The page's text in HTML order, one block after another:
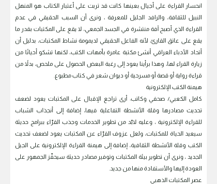
انحسار القراءة على أجيال بعينها كانت قد تربت على أعتبار الكتاب هو المنهل
النبيل للثقافة، والرافد الجليل للمعرفة ، ونرى أن السبب الحقيقي في عدم
القراءة الذي أصبح آفة منتشرة في الجسد الجمعي، لا يقع على المكتبات بقدر ما
يقع على عاتق القارئ، لأنه الفاعل الحقيقي لديمومة نشاط المكتبات، بدليل أن
أتحاد الأدباء العراقي أنشئ مكتبة عامرة بأمهات الكتب، لكنها تشكو أحيانًا من
زيارة القراء لها، وهذا برأينا يعود إلى رغبة البعض الحصول على ملحص، بدلاً من
قراءة رواية أو قصة أو مسرحية أو ديوان شعر في كتاب مطبوع.
هيمنة الكتب الإلكترونية
كامل الكعبي/ صحفي وكاتب: أرى تراجع الإقبال على المكتبات يعود لضعف
تحديث مصادرها وقلة الأنشطة التفاعلية فيها، إضافة إلى أنجذاب الشباب
للقراءة الإلكترونية ، وعليه لابّد من تطوير الخدمات وجذب القرّاء ببرامج حديثة
سيعيد الحياة للمكتبات، ولعل عزوف القرّاء عن المكتبات يعود لضعف تحديث
الكتب وقلة الأنشطة الثقافية، إضافة إلى هيمنة القراءة الإلكترونية على الجيل
الجديد ، ونرى أن تطوير بيئة المكتبات وتوفير مصادر حديثة سيحفّز الجمهور على
العودة إليها والأستفادة منها من جديد.
عصر المكتبات الذهبي